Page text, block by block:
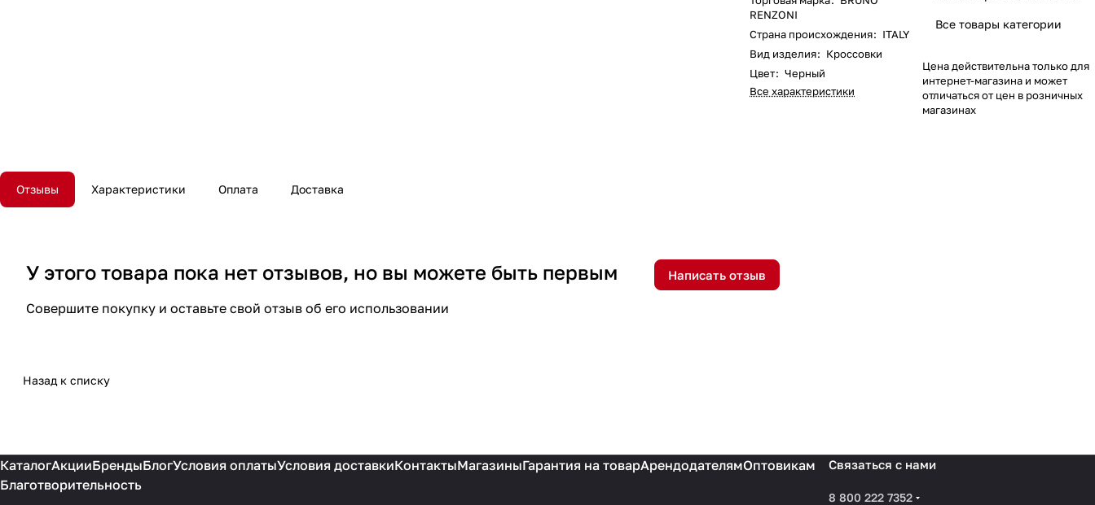
RENZONI
Страна происхождения: ITALY
Вид изделия: Кроссовки
Цвет: Черный
Все характеристики
Все товары категории
Цена действительна только для
интернет-магазина и может
отличаться от цен в розничных
магазинах
Отзывы Характеристики Оплата Доставка
У этого товара пока нет отзывов, но вы можете быть первым
Совершите покупку и оставьте свой отзыв об его использовании
Написать отзыв
Назад к списку
КаталогАкцииБрендыБлогУсловия оплатыУсловия доставкиКонтактыМагазиныГарантия на товарАрендодателямОптовикам
Благотворительность
Связаться с нами
8 800 222 7352